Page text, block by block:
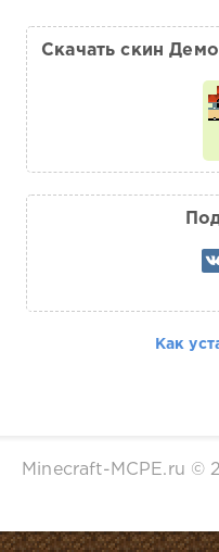
Скачать скин
Как
Minecraft-MCPE.ru ©